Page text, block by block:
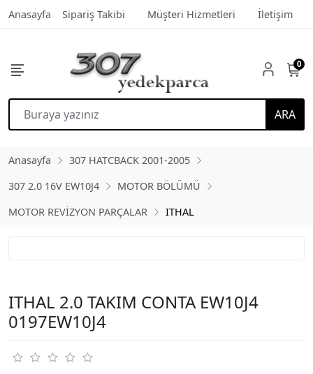
Anasayfa Sipariş Takibi Müşteri Hizmetleri İletişim
ARA
0
Anasayfa
307 HATCBACK 2001-2005
307 2.0 16V EW10J4
MOTOR BÖLÜMÜ
MOTOR REVİZYON PARÇALAR
ITHAL
ITHAL 2.0 TAKIM CONTA EW10J4
0197EW10J4